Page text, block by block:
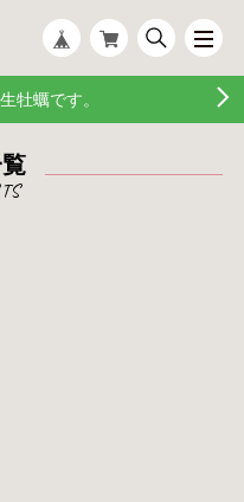
牡蠣です。